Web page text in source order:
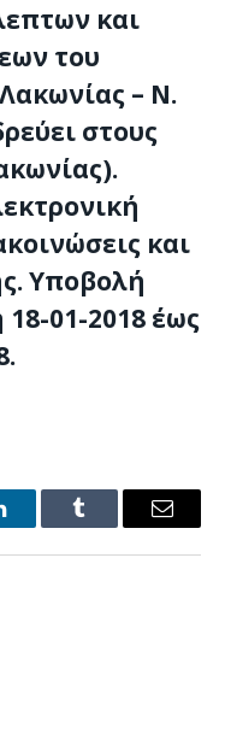
και
του
– Ν.
στους
και
Υποβολή
01-2018 έως
Tumblr Email